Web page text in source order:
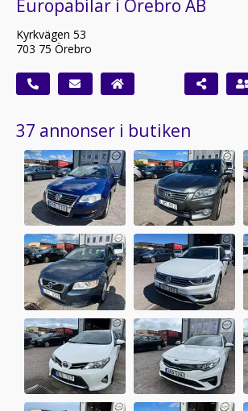
Europabilar i Örebro AB
Kyrkvägen 53
703 75 Örebro
37 annonser i butiken